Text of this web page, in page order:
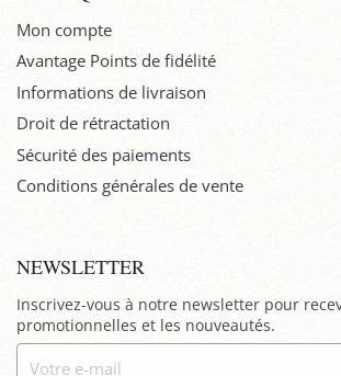
Mon compte
Avantage Points de fidélité
Informations de livraison
Droit de rétractation
Sécurité des paiements
Conditions générales de vente
NEWSLETTER
Inscrivez-vous à notre newsletter pour
promotionnelles et les nouveautés.